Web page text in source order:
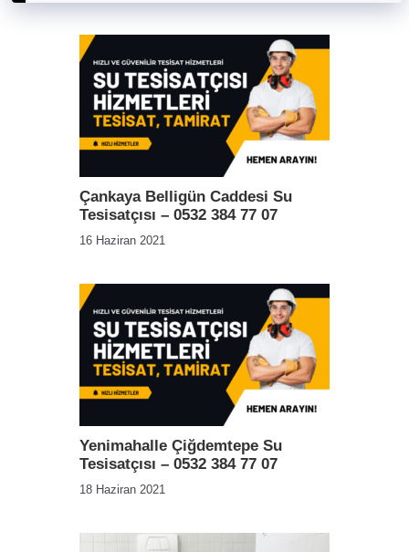
Çankaya Belligün Caddesi Su
Tesisatçısı – 0532 384 77 07
16 Haziran 2021
Yenimahalle Çiğdemtepe Su
Tesisatçısı – 0532 384 77 07
18 Haziran 2021